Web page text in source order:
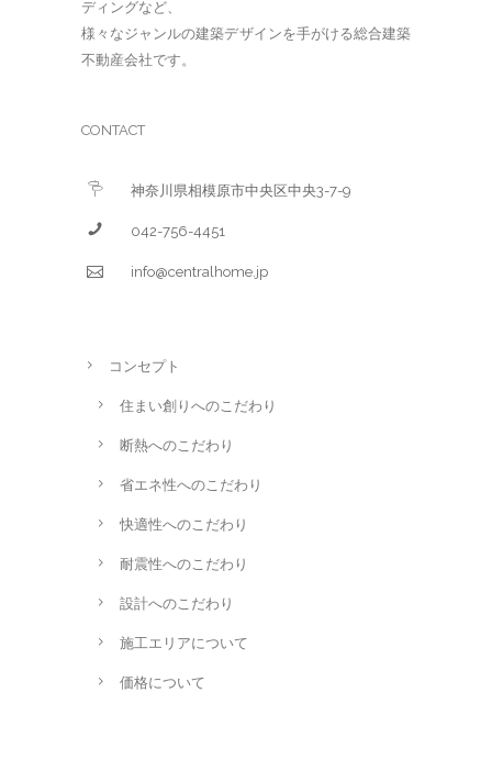
ディングなど、
様々なジャンルの建築デザインを手がける総合建築
不動産会社です。
CONTACT
神奈川県相模原市中央区中央3-7-9
042-756-4451
info@centralhome.jp
コンセプト
住まい創りへのこだわり
断熱へのこだわり
省エネ性へのこだわり
快適性へのこだわり
耐震性へのこだわり
設計へのこだわり
施工エリアについて
価格について